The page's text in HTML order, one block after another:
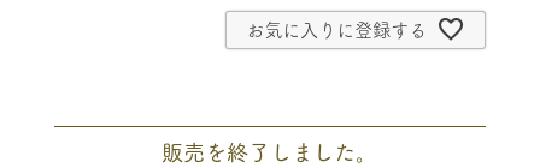
お気に入りに登録する
販売を終了しました。